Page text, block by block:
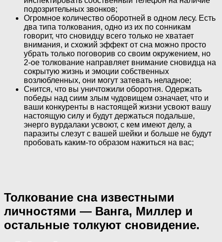
подозрительных звонков;
Огромное количество оборотней в одном лесу. Есть
два типа толкования, одно из их по сонникам
говорит, что сновидцу всего только не хватает
внимания, и схожий эффект от сна можно просто
убрать только поговорив со своим окружением, но
2-ое толкование направляет внимание сновидца на
сокрытую жизнь и эмоции собственных
возлюбленных, они могут затевать неладное;
Снится, что вы уничтожили оборотня. Одержать
победы над сиим злым чудовищем означает, что и
ваши конкуренты в настоящей жизни усвоют вашу
настоящую силу и будут держаться подальше,
энерго вурдалаки усвоют, с кем имеют делу, а
паразиты слезут с вашей шейки и больше не будут
пробовать каким-то образом нажиться на вас;
Толкование сна известными
личностями — Ванга, Миллер и
остальные толкуют сновидение.